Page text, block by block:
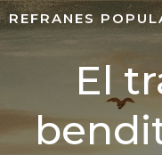
REFRANES
El